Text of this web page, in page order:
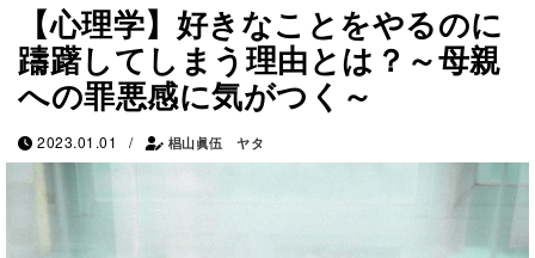
【心理学】好きなことをやるのに
躊躇してしまう理由とは？～母親
への罪悪感に気がつく～
2023.01.01 / 椙山眞伍 ヤタ